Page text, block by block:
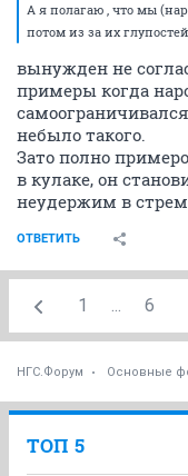
А я полагаю , что мы
потом из за их
вынужден не
примеры когда
небыло такого.
Зато полно
в кулаке, он
неудержим в
ОТВЕТИТЬ
1 ... 6
НГС.Форум Основные
ТОП 5